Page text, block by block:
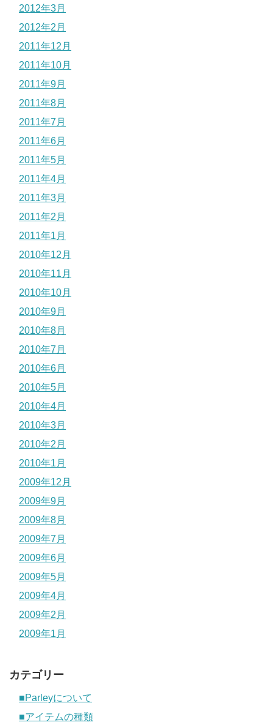
2012年3月
2012年2月
2011年12月
2011年10月
2011年9月
2011年8月
2011年7月
2011年6月
2011年5月
2011年4月
2011年3月
2011年2月
2011年1月
2010年12月
2010年11月
2010年10月
2010年9月
2010年8月
2010年7月
2010年6月
2010年5月
2010年4月
2010年3月
2010年2月
2010年1月
2009年12月
2009年9月
2009年8月
2009年7月
2009年6月
2009年5月
2009年4月
2009年2月
2009年1月
カテゴリー
■Parleyについて
■アイテムの種類